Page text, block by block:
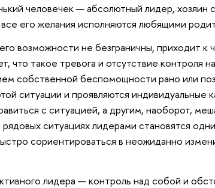
человечек — абсолютный лидер, хозяин
его желания исполняются любящими
возможности не безграничны, приходит к
что такое тревога и отсутствие контроля
собственной беспомощности рано или
ситуации и проявляются индивидуальные
с ситуацией, а другим, наоборот,
ситуациях лидерами становятся
сориентироваться в неожиданно
лидера — контроль над собой и